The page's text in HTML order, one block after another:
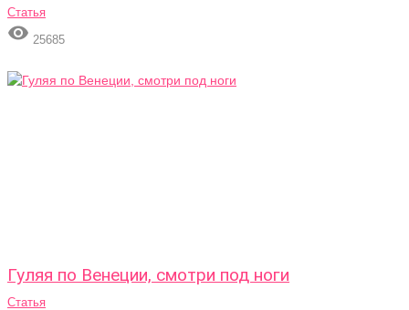
Статья
 25685
Гуляя по Венеции, смотри под ноги
Статья